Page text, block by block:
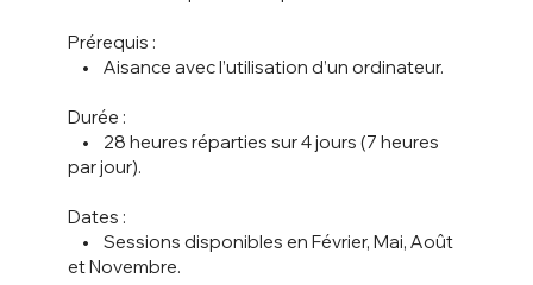
Prérequis :
• Aisance avec l’utilisation d’un ordinateur.
Durée :
• 28 heures réparties sur 4 jours (7 heures
par jour).
Dates :
• Sessions disponibles en Février, Mai, Août
et Novembre.